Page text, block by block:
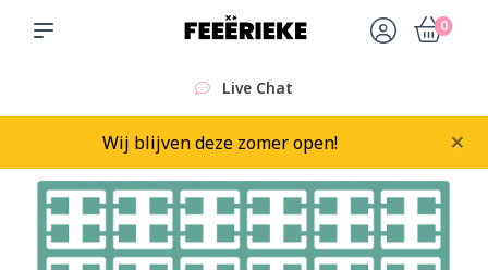
0
Live Chat
Wij blijven deze zomer open! ×